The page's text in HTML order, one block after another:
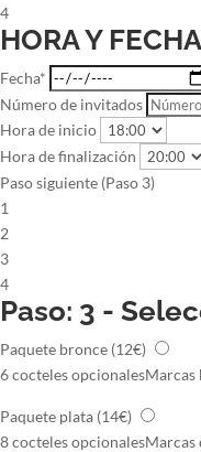
4
HORA Y FECHA
Fecha*
Número de invitados
Hora de inicio
Hora de finalización
Paso siguiente (Paso 3)
1
2
3
4
Paso: 3 -
Paquete bronce (12€)
6 cocteles opcionalesMarcas
Paquete plata (14€)
8 cocteles opcionalesMarcas